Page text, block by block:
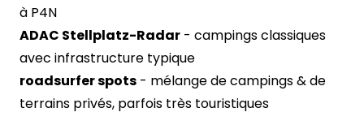
à P4N
ADAC Stellplatz-Radar - campings classiques
avec infrastructure typique
roadsurfer spots - mélange de campings & de
terrains privés, parfois très touristiques